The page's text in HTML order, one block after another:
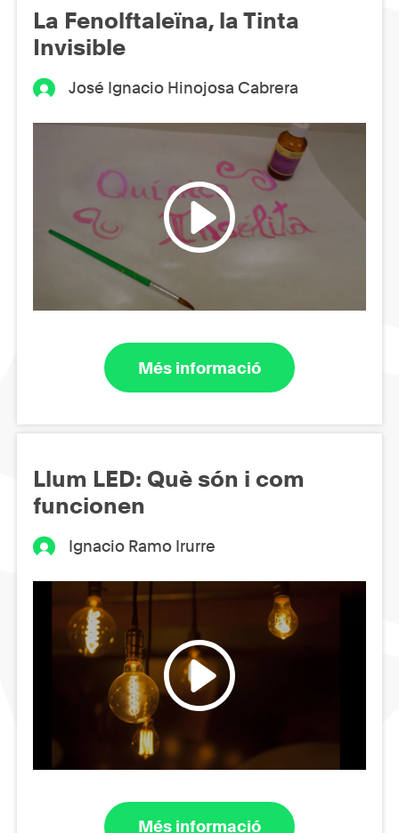
La Fenolftaleïna, la Tinta
Invisible
José Ignacio Hinojosa Cabrera
Més informació
Llum LED: Què són i com
funcionen
Ignacio Ramo Irurre
Més informació